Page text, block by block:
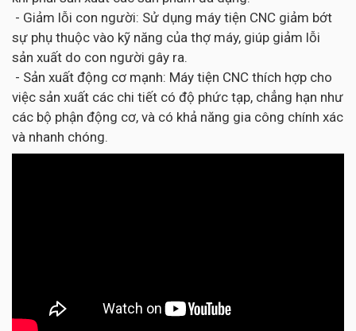
- Giảm lỗi con người: Sử dụng máy tiện CNC giảm bớt
sự phụ thuộc vào kỹ năng của thợ máy, giúp giảm lỗi
sản xuất do con người gây ra.
- Sản xuất động cơ mạnh: Máy tiện CNC thích hợp cho
việc sản xuất các chi tiết có độ phức tạp, chẳng hạn như
các bộ phận động cơ, và có khả năng gia công chính xác
và nhanh chóng.